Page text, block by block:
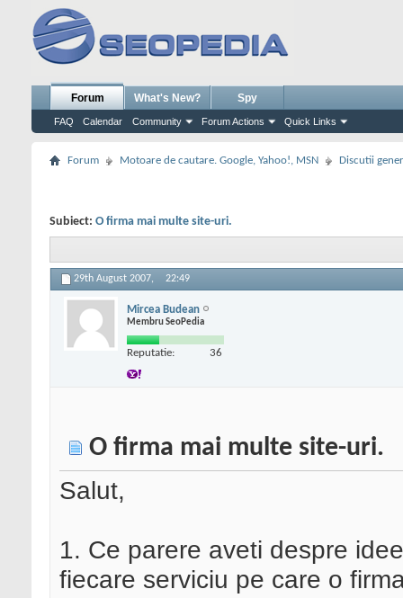
Forum
FAQ Calendar Community Forum Actions Quick Links
What's New? Spy
Forum Motoare de cautare. Google, Yahoo!, MSN Discutii
Subiect: O firma mai multe site-uri.
29th August 2007, 22:49
Mircea Budean
Membru SeoPedia
Reputatie: 36
O firma mai multe site-uri.
Salut,
1. Ce parere aveti despre
fiecare serviciu pe care o